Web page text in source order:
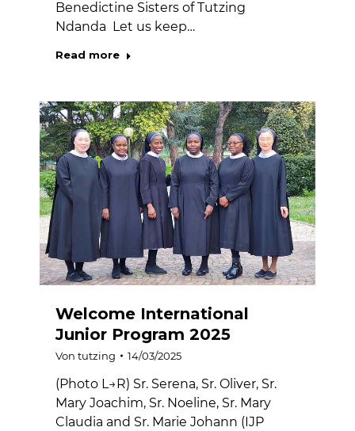
Benedictine Sisters of Tutzing
Ndanda Let us keep…
Read more
Welcome International
Junior Program 2025
Von tutzing 14/03/2025
(Photo L→R) Sr. Serena, Sr. Oliver, Sr.
Mary Joachim, Sr. Noeline, Sr. Mary
Claudia and Sr. Marie Johann (IJP